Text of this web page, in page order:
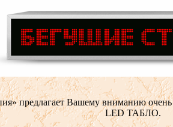
предлагает Вашему вниманию
LED ТАБЛО.